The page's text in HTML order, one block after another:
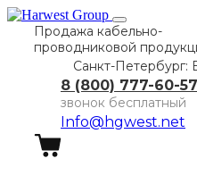
Продажа кабельно-
проводниковой
Санкт-Петербург:
8 (800) 777-60-57
звонок бесплатный
Info@hgwest.net